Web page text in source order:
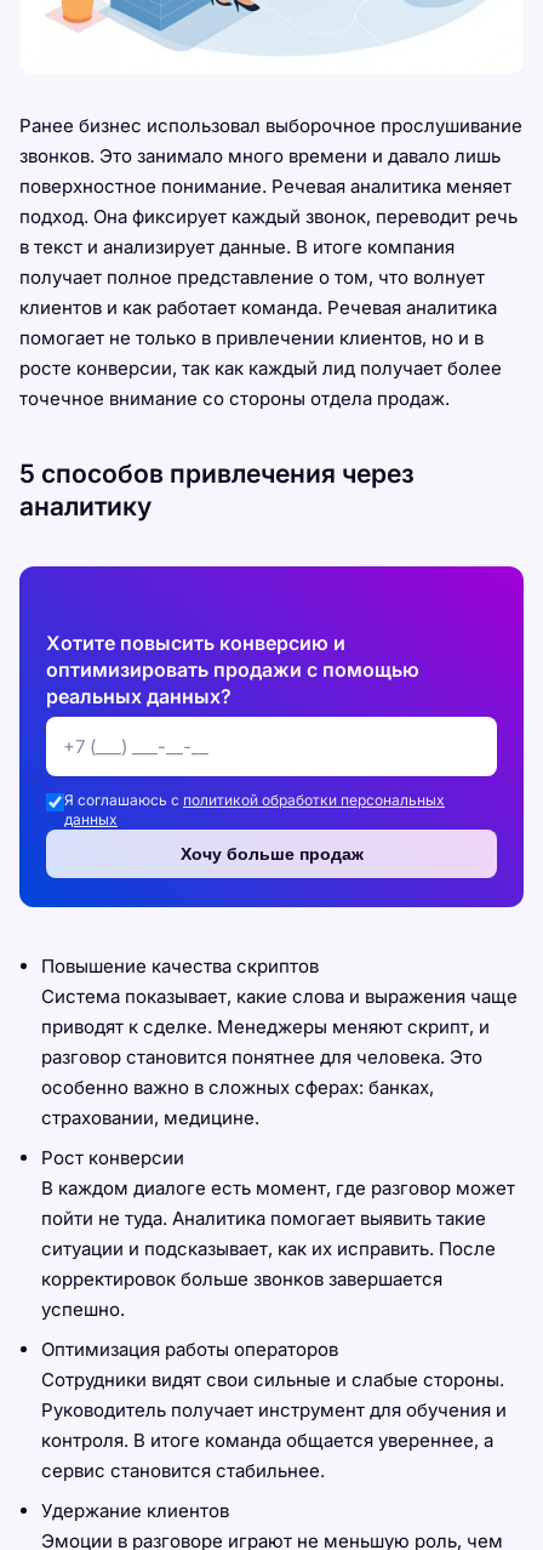
Ранее бизнес использовал выборочное прослушивание
звонков. Это занимало много времени и давало лишь
поверхностное понимание. Речевая аналитика меняет
подход. Она фиксирует каждый звонок, переводит речь
в текст и анализирует данные. В итоге компания
получает полное представление о том, что волнует
клиентов и как работает команда. Речевая аналитика
помогает не только в привлечении клиентов, но и в
росте конверсии, так как каждый лид получает более
точечное внимание со стороны отдела продаж.
5 способов привлечения через
аналитику
Хотите повысить конверсию и
оптимизировать продажи с помощью
реальных данных?
Я соглашаюсь с политикой обработки персональных
данных
Хочу больше продаж
Повышение качества скриптов
Система показывает, какие слова и выражения чаще
приводят к сделке. Менеджеры меняют скрипт, и
разговор становится понятнее для человека. Это
особенно важно в сложных сферах: банках,
страховании, медицине.
Рост конверсии
В каждом диалоге есть момент, где разговор может
пойти не туда. Аналитика помогает выявить такие
ситуации и подсказывает, как их исправить. После
корректировок больше звонков завершается
успешно.
Оптимизация работы операторов
Сотрудники видят свои сильные и слабые стороны.
Руководитель получает инструмент для обучения и
контроля. В итоге команда общается увереннее, а
сервис становится стабильнее.
Удержание клиентов
Эмоции в разговоре играют не меньшую роль, чем